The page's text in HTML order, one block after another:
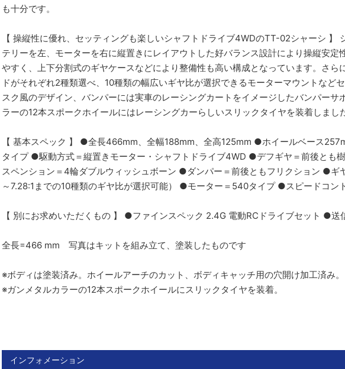
も十分です。
【 操縦性に優れ、セッティングも楽しいシャフトドライブ4WDのTT-02シャーシ
テリーを左、モーターを右に縦置きにレイアウトした好バランス設計により操縦安
やすく、上下分割式のギヤケースなどにより整備性も高い構成となっています。さ
ドがそれぞれ2種類選べ、10種類の幅広いギヤ比が選択できるモーターマウントなど
スク風のデザイン、バンパーには実車のレーシングカートをイメージしたバンパー
ラーの12本スポークホイールにはレーシングカーらしいスリックタイヤを装着しました
【 基本スペック 】 ●全長466mm、全幅188mm、全高125mm ●ホイールベース
タイプ ●駆動方式＝縦置きモーター・シャフトドライブ4WD ●デフギヤ＝前後と
スペンション＝4輪ダブルウィッシュボーン ●ダンパー＝前後ともフリクション ●ギ
～7.28:1までの10種類のギヤ比が選択可能） ●モーター＝540タイプ ●スピードコン
【 別にお求めいただくもの 】 ●ファインスペック 2.4G 電動RCドライブセット ●送
全長=466 mm 写真はキットを組み立て、塗装したものです
※ボディは塗装済み。ホイールアーチのカット、ボディキャッチ用の穴開け加工済み。
※ガンメタルカラーの12本スポークホイールにスリックタイヤを装着。
インフォメーション